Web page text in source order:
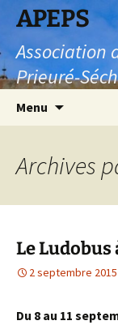
Aller
contenu
APEPS
Association
Prieuré-
Menu
Archives
Le Ludobus
2 septembre 2015
Du 8 au 11